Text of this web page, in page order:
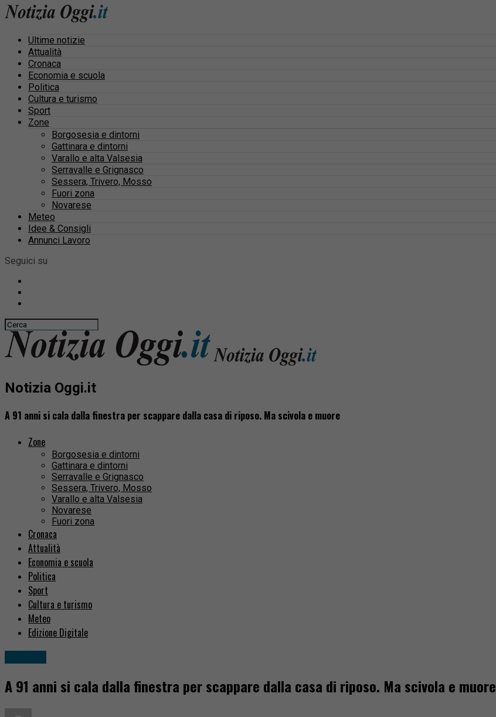
Ultime notizie
Attualità
Cronaca
Economia e scuola
Politica
Cultura e turismo
Sport
Zone
Borgosesia e dintorni
Gattinara e dintorni
Varallo e alta Valsesia
Serravalle e Grignasco
Sessera, Trivero, Mosso
Fuori zona
Novarese
Meteo
Idee & Consigli
Annunci Lavoro
Seguici su
Notizia Oggi.it
A 91 anni si cala dalla finestra per scappare dalla casa di riposo. Ma scivola e muore
Zone
Borgosesia e dintorni
Gattinara e dintorni
Serravalle e Grignasco
Sessera, Trivero, Mosso
Varallo e alta Valsesia
Novarese
Fuori zona
Cronaca
Attualità
Economia e scuola
Politica
Sport
Cultura e turismo
Meteo
Edizione Digitale
A 91 anni si cala dalla finestra per scappare dalla casa di riposo. Ma scivola e muore